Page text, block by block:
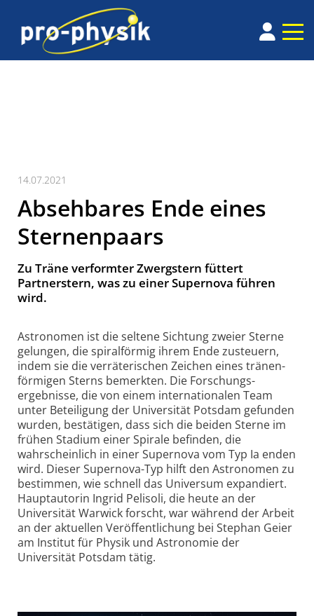
14.07.2021
Absehbares Ende eines
Sternenpaars
Zu Träne verformter Zwergstern füttert
Partnerstern, was zu einer Supernova führen
wird.
Astronomen ist die seltene Sichtung zweier Sterne
gelungen, die spiralförmig ihrem Ende zusteuern,
indem sie die verräterischen Zeichen eines tränen­
förmigen Sterns bemerkten. Die Forschungs­
ergebnisse, die von einem internationalen Team
unter Beteiligung der Universität Potsdam gefunden
wurden, bestätigen, dass sich die beiden Sterne im
frühen Stadium einer Spirale befinden, die
wahrscheinlich in einer Supernova vom Typ Ia enden
wird. Dieser Supernova-Typ hilft den Astronomen zu
bestimmen, wie schnell das Universum expandiert.
Hauptautorin Ingrid Pelisoli, die heute an der
Universität Warwick forscht, war während der Arbeit
an der aktuellen Veröffentlichung bei Stephan Geier
am Institut für Physik und Astronomie der
Universität Potsdam tätig.